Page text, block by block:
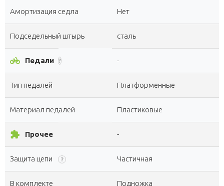
Амортизация седла Нет
Подседельный штырь сталь
pedal_bike Педали ? -
Тип педалей Платформенные
Материал педалей Пластиковые
extension Прочее -
Защита цепи ? Частичная
В комплекте Подножка